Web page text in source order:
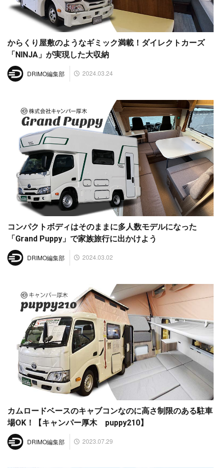
からくり屋敷のようなギミック満載！ダイレクトカーズ
「NINJA」が実現した大収納
DRIMO編集部 2024.03.24
コンパクトボディはそのままに多人数モデルになった
「Grand Puppy」で家族旅行に出かけよう
DRIMO編集部 2024.03.02
カムロードベースのキャブコンなのに高さ制限のある駐車
場OK！【キャンパー厚木 puppy210】
DRIMO編集部 2023.07.29